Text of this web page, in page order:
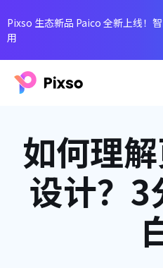
Pixso 生态新品 Paico 全新上线！
用
如何理
设计？3